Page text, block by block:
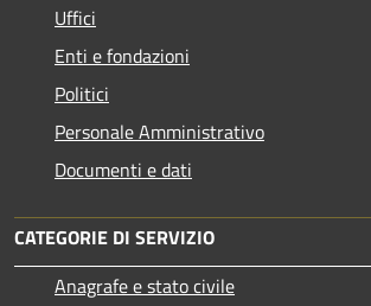
Uffici
Enti e fondazioni
Politici
Personale Amministrativo
Documenti e dati
CATEGORIE DI SERVIZIO
Anagrafe e stato civile